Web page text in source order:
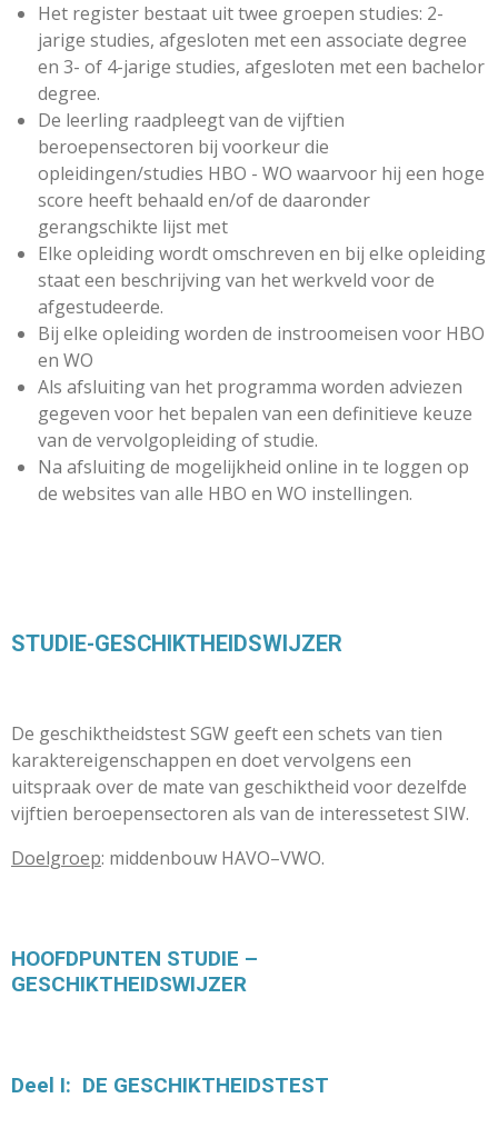
Het register bestaat uit twee groepen studies: 2-
jarige studies, afgesloten met een associate degree
en 3- of 4-jarige studies, afgesloten met een bachelor
degree.
De leerling raadpleegt van de vijftien
beroepensectoren bij voorkeur die
opleidingen/studies HBO - WO waarvoor hij een hoge
score heeft behaald en/of de daaronder
gerangschikte lijst met
Elke opleiding wordt omschreven en bij elke opleiding
staat een beschrijving van het werkveld voor de
afgestudeerde.
Bij elke opleiding worden de instroomeisen voor HBO
en WO
Als afsluiting van het programma worden adviezen
gegeven voor het bepalen van een definitieve keuze
van de vervolgopleiding of studie.
Na afsluiting de mogelijkheid online in te loggen op
de websites van alle HBO en WO instellingen.
STUDIE-GESCHIKTHEIDSWIJZER
De geschiktheidstest SGW geeft een schets van tien
karaktereigenschappen en doet vervolgens een
uitspraak over de mate van geschiktheid voor dezelfde
vijftien beroepensectoren als van de interessetest SIW.
Doelgroep: middenbouw HAVO–VWO.
HOOFDPUNTEN STUDIE –
GESCHIKTHEIDSWIJZER
Deel I: DE GESCHIKTHEIDSTEST